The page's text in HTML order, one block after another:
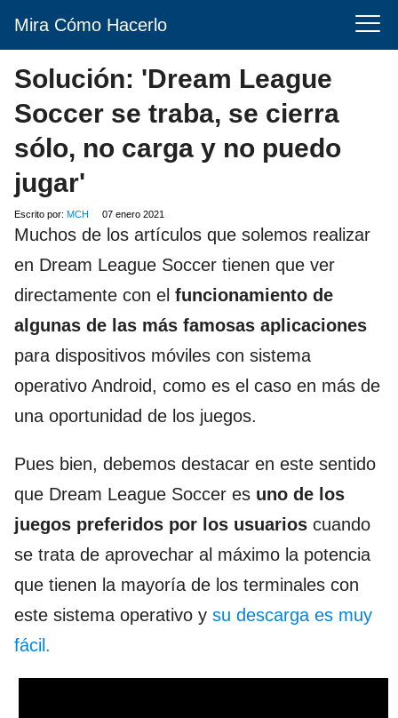
Mira Cómo Hacerlo
Solución: 'Dream League
Soccer se traba, se cierra
sólo, no carga y no puedo
jugar'
Escrito por: MCH 07 enero 2021
Muchos de los artículos que solemos realizar
en Dream League Soccer tienen que ver
directamente con el funcionamiento de
algunas de las más famosas aplicaciones
para dispositivos móviles con sistema
operativo Android, como es el caso en más de
una oportunidad de los juegos.
Pues bien, debemos destacar en este sentido
que Dream League Soccer es uno de los
juegos preferidos por los usuarios cuando
se trata de aprovechar al máximo la potencia
que tienen la mayoría de los terminales con
este sistema operativo y su descarga es muy
fácil.